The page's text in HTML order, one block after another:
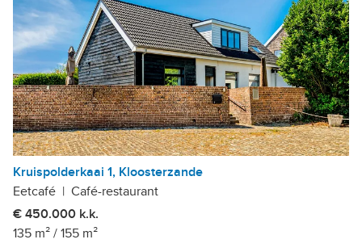
Kruispolderkaai 1, Kloosterzande
Eetcafé | Café-restaurant
€ 450.000 k.k.
135 m² / 155 m²